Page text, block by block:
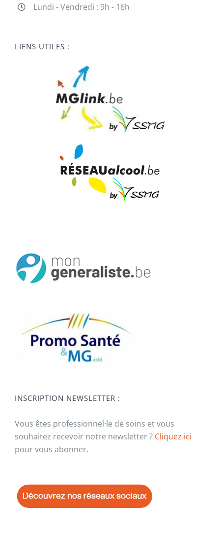
Lundi - Vendredi : 9h - 16h
LIENS UTILES :
INSCRIPTION NEWSLETTER :
Vous êtes professionnel·le de soins et vous
souhaitez recevoir notre newsletter ? Cliquez ici
pour vous abonner.